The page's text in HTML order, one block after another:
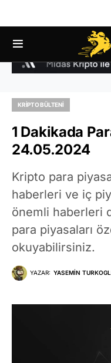
KRIPTO BÜLTENI
1 Dakikada
24.05.2024
Kripto para
haberleri ve iç
önemli haberleri
para piyasaları
okuyabilirsiniz.
YAZAR: YASEMIN